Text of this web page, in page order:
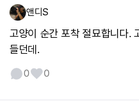
앤디S
고양이 순간 포착 절묘합니다.
들던데.
0 0